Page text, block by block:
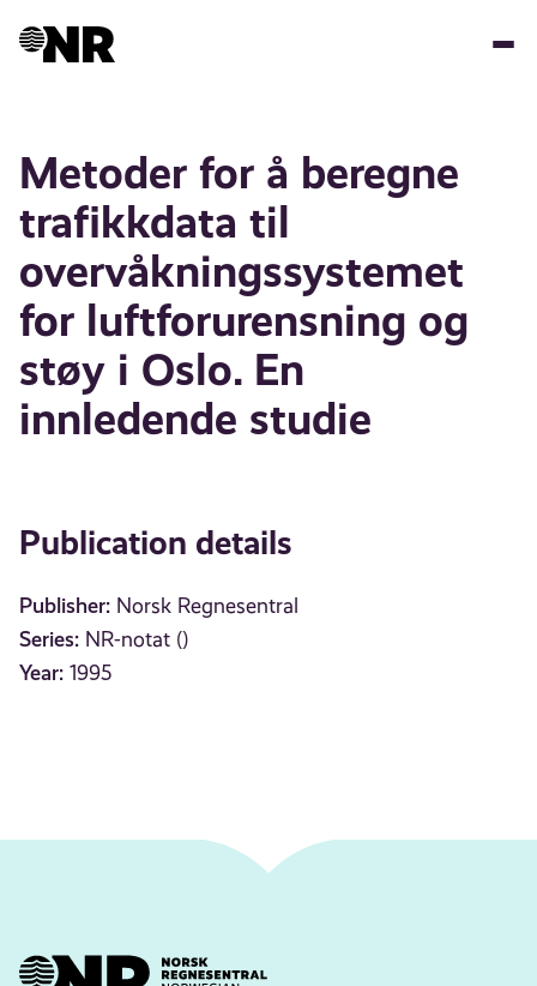
Metoder for å beregne
trafikkdata til
overvåkningssystemet
for luftforurensning og
støy i Oslo. En
innledende studie
Publication details
Publisher: Norsk Regnesentral
Series: NR-notat ()
Year: 1995